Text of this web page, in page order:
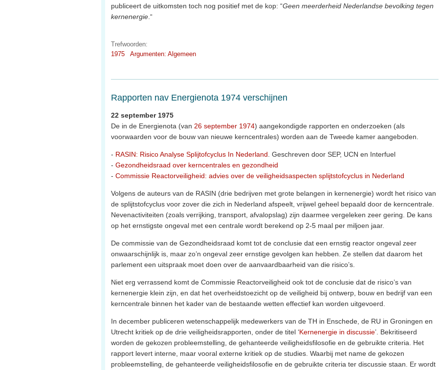
publiceert de uitkomsten toch nog positief met de kop: “Geen meerderheid Nederlandse bevolking tegen
kernenergie .“
Trefwoorden:
1975
Argumenten: Algemeen
Rapporten nav Energienota 1974 verschijnen
22 september 1975
De in de Energienota (van 26 september 1974) aangekondigde rapporten en onderzoeken (als
voorwaarden voor de bouw van nieuwe kerncentrales) worden aan de Tweede kamer aangeboden.
- RASIN: Risico Analyse Splijtofcyclus In Nederland . Geschreven door SEP, UCN en Interfuel
- Gezondheidsraad over kerncentrales en gezondheid
- Commissie Reactorveiligheid: advies over de veiligheidsaspecten splijtstofcyclus in Nederland
Volgens de auteurs van de RASIN (drie bedrijven met grote belangen in kernenergie) wordt het risico van
de splijtstofcyclus voor zover die zich in Nederland afspeelt, vrijwel geheel bepaald door de kerncentrale.
Nevenactiviteiten (zoals verrijking, transport, afvalopslag) zijn daarmee vergeleken zeer gering. De kans
op het ernstigste ongeval met een centrale wordt berekend op 2-5 maal per miljoen jaar.
De commissie van de Gezondheidsraad komt tot de conclusie dat een ernstig reactor ongeval zeer
onwaarschijnlijk is, maar zo’n ongeval zeer ernstige gevolgen kan hebben. Ze stellen dat daarom het
parlement een uitspraak moet doen over de aanvaardbaarheid van die risico’s.
Niet erg verrassend komt de Commissie Reactorveiligheid ook tot de conclusie dat de risico’s van
kernenergie klein zijn, en dat het overheidstoezicht op de veiligheid bij ontwerp, bouw en bedrijf van een
kerncentrale binnen het kader van de bestaande wetten effectief kan worden uitgevoerd.
In december publiceren wetenschappelijk medewerkers van de TH in Enschede, de RU in Groningen en
Utrecht kritiek op de drie veiligheidsrapporten, onder de titel ‘Kernenergie in discussie’. Bekritiseerd
worden de gekozen probleemstelling, de gehanteerde veiligheidsfilosofie en de gebruikte criteria. Het
rapport levert interne, maar vooral externe kritiek op de studies. Waarbij met name de gekozen
probleemstelling, de gehanteerde veiligheidsfilosofie en de gebruikte criteria ter discussie staan. Er wordt